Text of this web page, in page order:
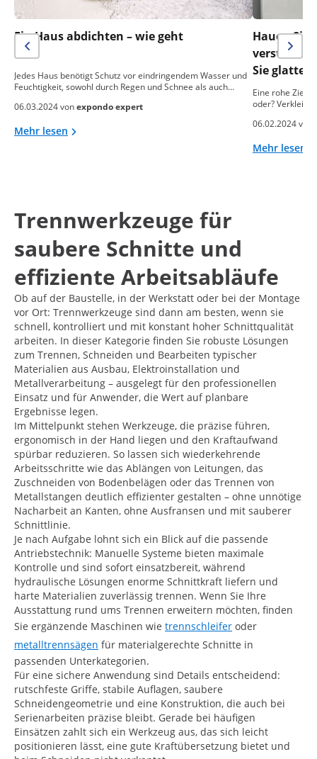
Ein Haus abdichten – wie geht
das?
Jedes Haus benötigt Schutz vor eindringendem Wasser und
Feuchtigkeit, sowohl durch Regen und Schnee als auch…
06.03.2024 vonexpondo expert
Mehr lesen
Hauen Sie
Sie glatte
Eine rohe
oder?
06.02.2024 von
Mehr lesen
Trennwerkzeuge für
saubere Schnitte und
effiziente Arbeitsabläufe
Ob auf der Baustelle, in der Werkstatt oder bei der Montage
vor Ort: Trennwerkzeuge sind dann am besten, wenn sie
schnell, kontrolliert und mit konstant hoher Schnittqualität
arbeiten. In dieser Kategorie finden Sie robuste Lösungen
zum Trennen, Schneiden und Bearbeiten typischer
Materialien aus Ausbau, Elektroinstallation und
Metallverarbeitung – ausgelegt für den professionellen
Einsatz und für Anwender, die Wert auf planbare
Ergebnisse legen.
Im Mittelpunkt stehen Werkzeuge, die präzise führen,
ergonomisch in der Hand liegen und den Kraftaufwand
spürbar reduzieren. So lassen sich wiederkehrende
Arbeitsschritte wie das Ablängen von Leitungen, das
Zuschneiden von Bodenbelägen oder das Trennen von
Metallstangen deutlich effizienter gestalten – ohne unnötige
Nacharbeit an Kanten, ohne Ausfransen und mit sauberer
Schnittlinie.
Je nach Aufgabe lohnt sich ein Blick auf die passende
Antriebstechnik: Manuelle Systeme bieten maximale
Kontrolle und sind sofort einsatzbereit, während
hydraulische Lösungen enorme Schnittkraft liefern und
harte Materialien zuverlässig trennen. Wenn Sie Ihre
Ausstattung rund ums Trennen erweitern möchten, finden
Sie ergänzende Maschinen wie trennschleifer oder
metalltrennsägen für materialgerechte Schnitte in
passenden Unterkategorien.
Für eine sichere Anwendung sind Details entscheidend:
rutschfeste Griffe, stabile Auflagen, saubere
Schneidengeometrie und eine Konstruktion, die auch bei
Serienarbeiten präzise bleibt. Gerade bei häufigen
Einsätzen zahlt sich ein Werkzeug aus, das sich leicht
positionieren lässt, eine gute Kraftübersetzung bietet und